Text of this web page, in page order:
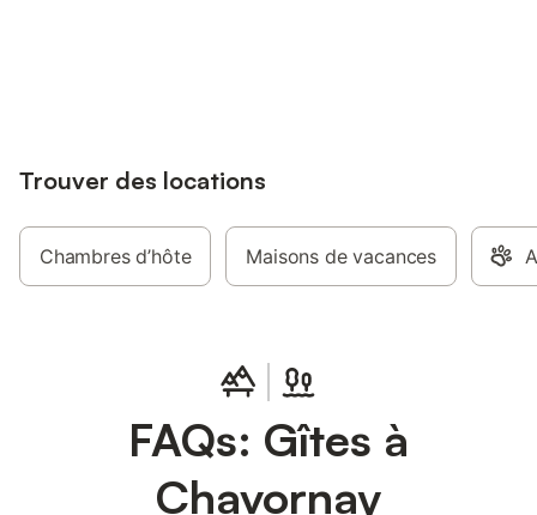
en sus frais
Trouver des locations
Chambres d’hôte Maisons de vacances
FAQs: Gîtes à
Chavornay